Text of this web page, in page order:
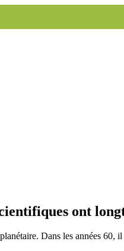
ont
Dans les années